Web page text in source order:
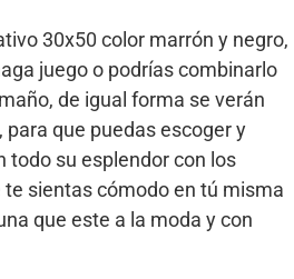
30x50 color marrón y negro,
juego o podrías combinarlo
de igual forma se verán
que puedas escoger y
todo su esplendor con los
sientas cómodo en tú misma
que este a la moda y con